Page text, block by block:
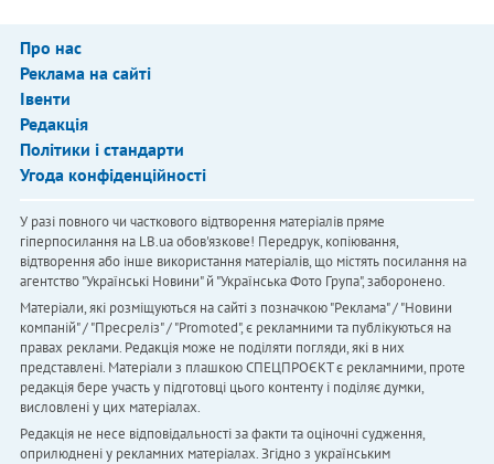
Про нас
Реклама на сайті
Івенти
Редакція
Політики і стандарти
Угода конфіденційності
У разі повного чи часткового відтворення матеріалів пряме
гіперпосилання на LB.ua обов'язкове! Передрук, копіювання,
відтворення або інше використання матеріалів, що містять посилання на
агентство "Українськi Новини" й "Українська Фото Група", заборонено.
Матеріали, які розміщуються на сайті з позначкою "Реклама" / "Новини
компаній" / "Пресреліз" / "Promoted", є рекламними та публікуються на
правах реклами. Редакція може не поділяти погляди, які в них
представлені. Матеріали з плашкою СПЕЦПРОЄКТ є рекламними, проте
редакція бере участь у підготовці цього контенту і поділяє думки,
висловлені у цих матеріалах.
Редакція не несе відповідальності за факти та оціночні судження,
оприлюднені у рекламних матеріалах. Згідно з українським